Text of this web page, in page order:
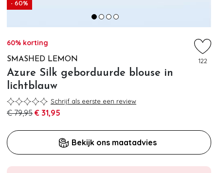
- 60%
60% korting
SMASHED LEMON
Azure Silk geborduurde blouse in
lichtblauw
122
Schrijf als eerste een review
€ 79,95 € 31,95
Bekijk ons maatadvies